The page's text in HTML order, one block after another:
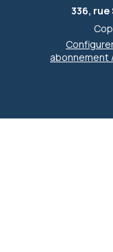
336, rue
abonnement /